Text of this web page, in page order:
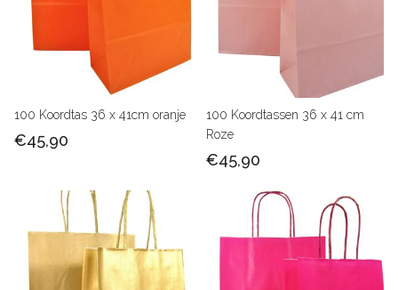
100 Koordtas 36 x 41cm oranje
€45,90
100 Koordtassen 36 x 41 cm
Roze
€45,90